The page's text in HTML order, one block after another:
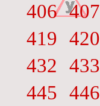
406 407
419 420
432
433
445 446